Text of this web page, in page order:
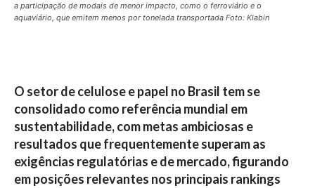
a participação de modais de menor impacto, como o ferroviário e o
aquaviário, que emitem menos por tonelada transportada Foto: Klabin
O setor de celulose e papel no Brasil tem se
consolidado como referência mundial em
sustentabilidade, com metas ambiciosas e
resultados que frequentemente superam as
exigências regulatórias e de mercado, figurando
em posições relevantes nos principais rankings